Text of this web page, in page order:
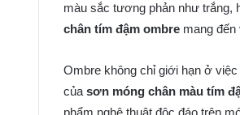
màu sắc tương phản như trắng,
chân tím đậm ombre mang
Ombre không chỉ giới hạn ở
của sơn móng chân màu tím